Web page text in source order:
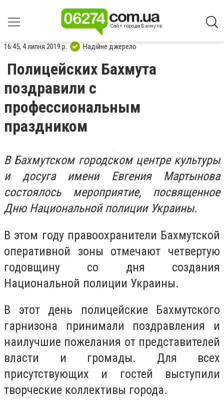
16:45, 4 липня 2019 р. Надійне джерело
Полицейских Бахмута
поздравили с
профессиональным
праздником
В Бахмутском городском центре культуры
и досуга имени Евгения Мартынова
состоялось мероприятие, посвященное
Дню Национальной полиции Украины.
В этом году правоохранители Бахмутской
оперативной зоны отмечают четвертую
годовщину со дня создания
Национальной полиции Украины.
В этот день полицейские Бахмутского
гарнизона принимали поздравления и
наилучшие пожелания от представителей
власти и громады. Для всех
присутствующих и гостей выступили
творческие коллективы города.